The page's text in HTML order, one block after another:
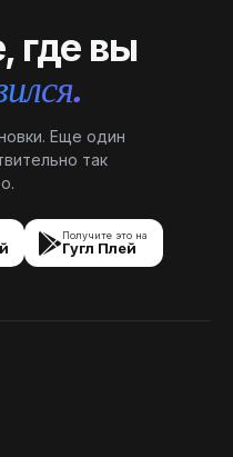
где вы
Еще один
так
Получите это на
Гугл Плей